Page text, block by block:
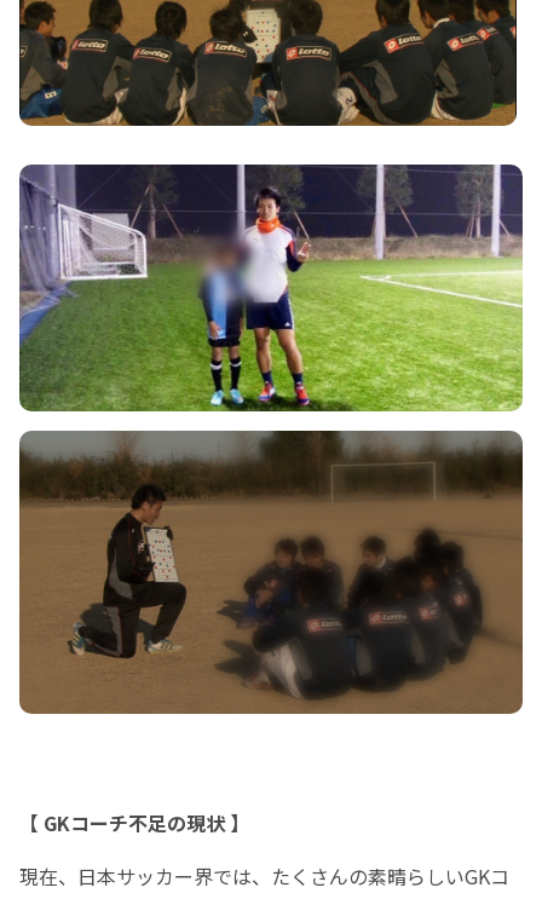
【 GKコーチ不足の現状 】
現在、日本サッカー界では、たくさんの素晴らしいGKコ